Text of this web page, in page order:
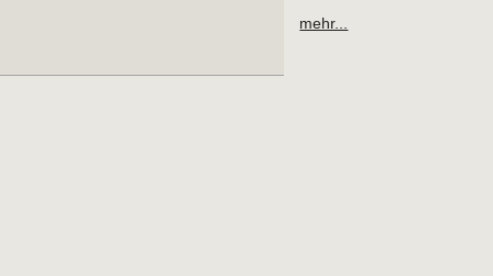
mehr...